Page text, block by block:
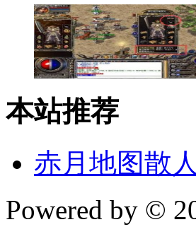
本站推荐
赤月地图散
Powered by ©